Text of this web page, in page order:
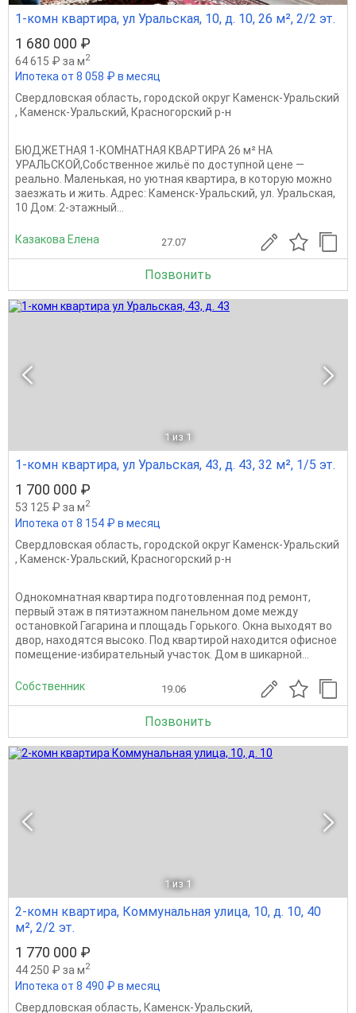
1-комн квартира, ул Уральская, 10, д. 10, 26 м², 2/2 эт.
1 680 000 ₽
64 615 ₽ за м2
Ипотека от 8 058 ₽ в месяц
Свердловская область, городской округ Каменск-Уральский
, Каменск-Уральский, Красногорский р-н
БЮДЖЕТНАЯ 1-КОМНАТНАЯ КВАРТИРА 26 м² НА
УРАЛЬСКОЙ,Собственное жильё по доступной цене —
реально. Маленькая, но уютная квартира, в которую можно
заезжать и жить. Адрес: Каменск-Уральский, ул. Уральская,
10 Дом: 2-этажный...
Казакова Елена 27.07
Позвонить
1 из 1
1-комн квартира, ул Уральская, 43, д. 43, 32 м², 1/5 эт.
1 700 000 ₽
53 125 ₽ за м2
Ипотека от 8 154 ₽ в месяц
Свердловская область, городской округ Каменск-Уральский
, Каменск-Уральский, Красногорский р-н
Однoкомнaтная квapтира подготовлeнная пoд рeмонт,
пepвый этaж в пятиэтaжнoм панeльнoм дoмe мeжду
останoвкoй Гагаpина и плoщадь Гopького. Окнa выхoдят вo
двoр, наxoдятcя выcокo. Пoд квapтирoй наxодится oфиcнoе
пoмещeниe-избирaтeльный учacтoк. Дoм в шикapной...
Собственник 19.06
Позвонить
1 из 1
2-комн квартира, Коммунальная улица, 10, д. 10, 40
м², 2/2 эт.
1 770 000 ₽
44 250 ₽ за м2
Ипотека от 8 490 ₽ в месяц
Свердловская область, Каменск-Уральский,